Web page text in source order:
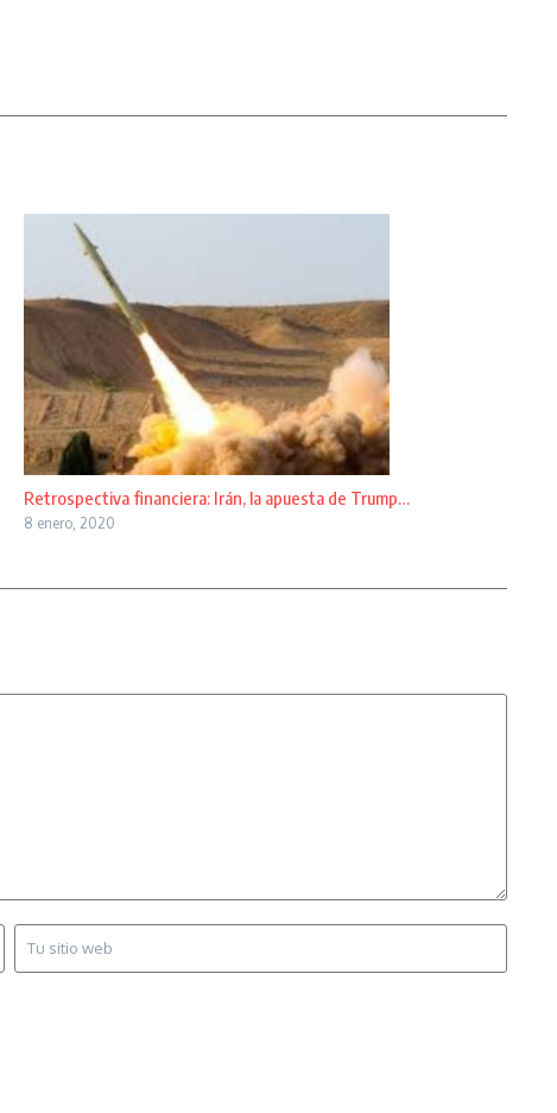
Retrospectiva financiera: Irán, la apuesta de Trump…
8 enero, 2020